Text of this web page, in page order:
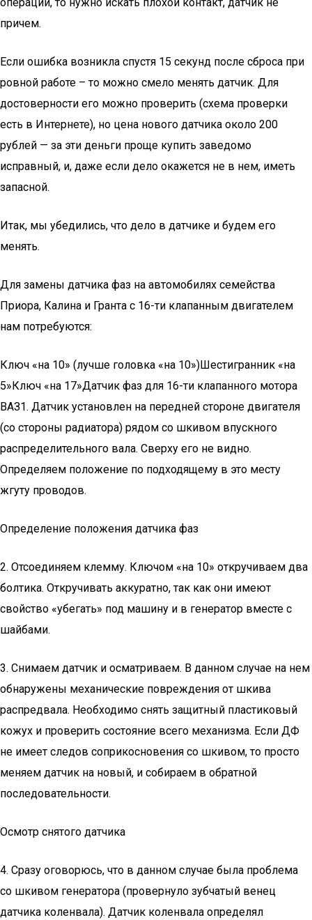
причем.
Если ошибка возникла спустя 15 секунд после сброса при
ровной работе – то можно смело менять датчик. Для
достоверности его можно проверить (схема проверки
есть в Интернете), но цена нового датчика около 200
рублей — за эти деньги проще купить заведомо
исправный, и, даже если дело окажется не в нем, иметь
запасной.
Итак, мы убедились, что дело в датчике и будем его
менять.
Для замены датчика фаз на автомобилях семейства
Приора, Калина и Гранта с 16-ти клапанным двигателем
нам потребуются:
Ключ «на 10» (лучше головка «на 10»)Шестигранник «на
5»Ключ «на 17»Датчик фаз для 16-ти клапанного мотора
ВАЗ1. Датчик установлен на передней стороне двигателя
(со стороны радиатора) рядом со шкивом впускного
распределительного вала. Сверху его не видно.
Определяем положение по подходящему в это месту
жгуту проводов.
Определение положения датчика фаз
2. Отсоединяем клемму. Ключом «на 10» откручиваем два
болтика. Откручивать аккуратно, так как они имеют
свойство «убегать» под машину и в генератор вместе с
шайбами.
3. Снимаем датчик и осматриваем. В данном случае на нем
обнаружены механические повреждения от шкива
распредвала. Необходимо снять защитный пластиковый
кожух и проверить состояние всего механизма. Если ДФ
не имеет следов соприкосновения со шкивом, то просто
меняем датчик на новый, и собираем в обратной
последовательности.
Осмотр снятого датчика
4. Сразу оговорюсь, что в данном случае была проблема
со шкивом генератора (провернуло зубчатый венец
датчика коленвала). Датчик коленвала определял